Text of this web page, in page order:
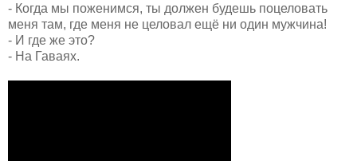
- Когда мы поженимся, ты должен будешь поцеловать
меня там, где меня не целовал ещё ни один мужчина!
- И где же это?
- На Гаваях.